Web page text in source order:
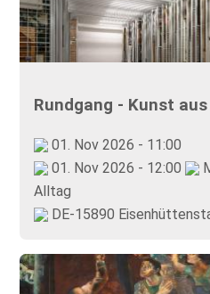
Rundgang - Kunst aus
01. Nov 2026 - 11:00
01. Nov 2026 - 12:00
Alltag
DE-15890